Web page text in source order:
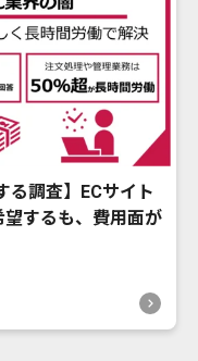
る調査】ECサイト
するも、費用面が